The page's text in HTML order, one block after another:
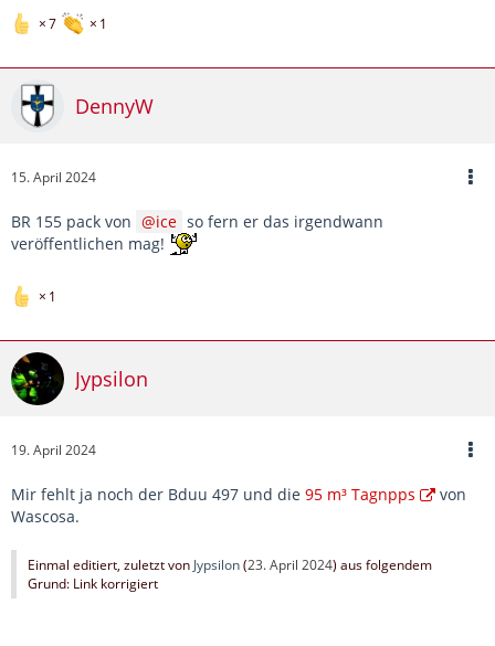
7 1
DennyW
15. April 2024
BR 155 pack von ice so fern er das irgendwann
veröffentlichen mag!
1
Jypsilon
19. April 2024
Mir fehlt ja noch der Bduu 497 und die 95 m³ Tagnpps
von
Wascosa.
Einmal editiert, zuletzt von Jypsilon(23. April 2024) aus folgendem
Grund: Link korrigiert